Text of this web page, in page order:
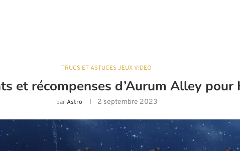
TRUCS ET ASTUCES JEUX VIDÉO
et récompenses d’Aurum Alley pour
parAstro 2 septembre 2023